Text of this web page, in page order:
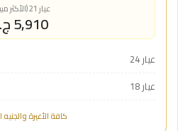
عيار 21 (الأكثر مبيعاً)
5,910 ج.م
عيار 24
عيار 18
كافة الأعيرة